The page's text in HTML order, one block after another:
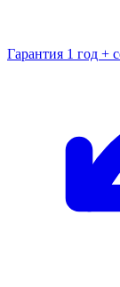
Гарантия 1 год +